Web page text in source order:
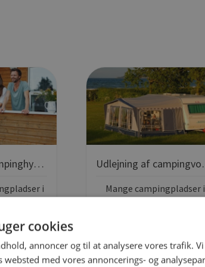
Udlejning af campinghytter
i
er der 5
Mange campingpladser i
ikke er inddelt i
bør man selv forhøre sig
cookies
annoncer og til at analysere vores trafik.
med vores annoncerings- og